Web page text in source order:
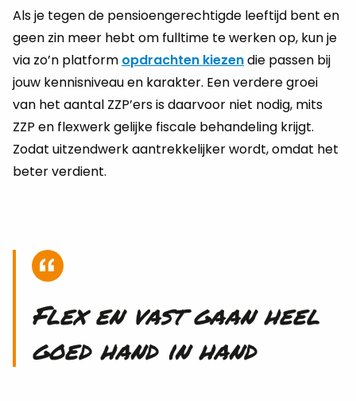
Als je tegen de pen­si­oen­ge­rech­tig­de leef­tijd bent en
geen zin meer hebt om full­ti­me te wer­ken op, kun je
via zo’n plat­form op­drach­ten kie­zendie pas­sen bij
jouw ken­nis­ni­veau en ka­rak­ter. Een ver­de­re groei
van het aan­tal ZZP’ers is daar­voor niet nodig, mits
ZZP en flex­werk ge­lij­ke fis­ca­le be­han­de­ling krijgt.
Zodat uit­zend­werk aan­trek­ke­lij­ker wordt, omdat het
beter ver­dient.
Flex en vast gaan heel
goed hand in hand